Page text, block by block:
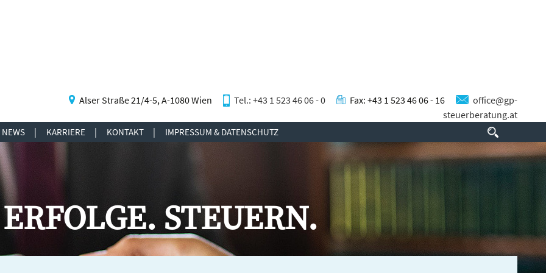
Alser Straße 21/4-5, A-1080 Wien Tel.: +43 1 523 46 06 - 0 Fax: +43 1 523 46 06 - 16
office@gp-
steuerberatung.at
RECHNER
NEWS KARRIERE KONTAKT IMPRESSUM & DATENSCHUTZ
Suchen
nach:
STEUERN.